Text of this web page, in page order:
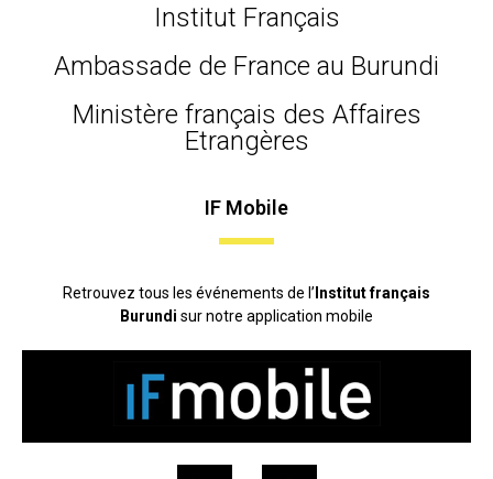
Institut Français
Ambassade de France au Burundi
Ministère français des Affaires
Etrangères
IF Mobile
Retrouvez tous les événements de l’ Institut français
Burundi sur notre application mobile